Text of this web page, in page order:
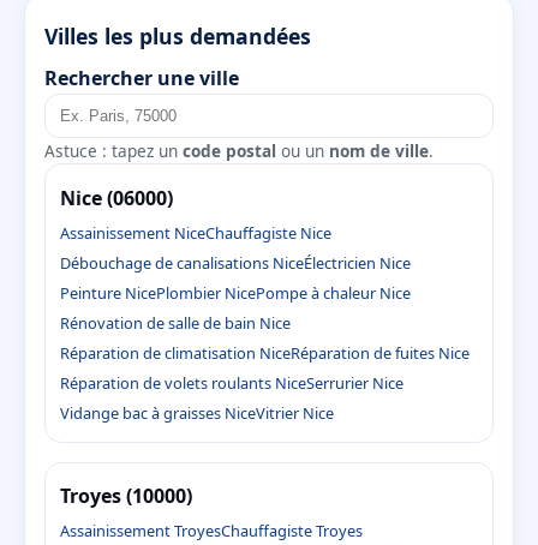
Villes les plus demandées
Rechercher une ville
Astuce : tapez un code postal ou un nom de ville.
Nice (06000)
Assainissement NiceChauffagiste Nice
Débouchage de canalisations NiceÉlectricien Nice
Peinture NicePlombier NicePompe à chaleur Nice
Rénovation de salle de bain Nice
Réparation de climatisation NiceRéparation de fuites Nice
Réparation de volets roulants NiceSerrurier Nice
Vidange bac à graisses NiceVitrier Nice
Troyes (10000)
Assainissement TroyesChauffagiste Troyes